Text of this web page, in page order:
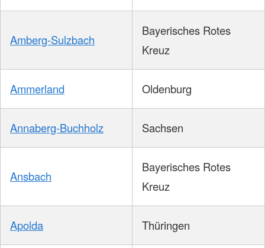
Amberg-Sulzbach
Bayerisches Rotes
Kreuz
Ammerland Oldenburg
Annaberg-Buchholz Sachsen
Ansbach
Bayerisches Rotes
Kreuz
Apolda Thüringen